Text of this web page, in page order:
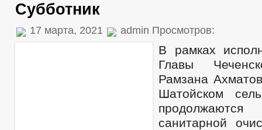
Субботник
17 марта, 2021 admin Просмотров:
В рамках
Главы
Рамзана
Шатойском
продолжаются
санитарной